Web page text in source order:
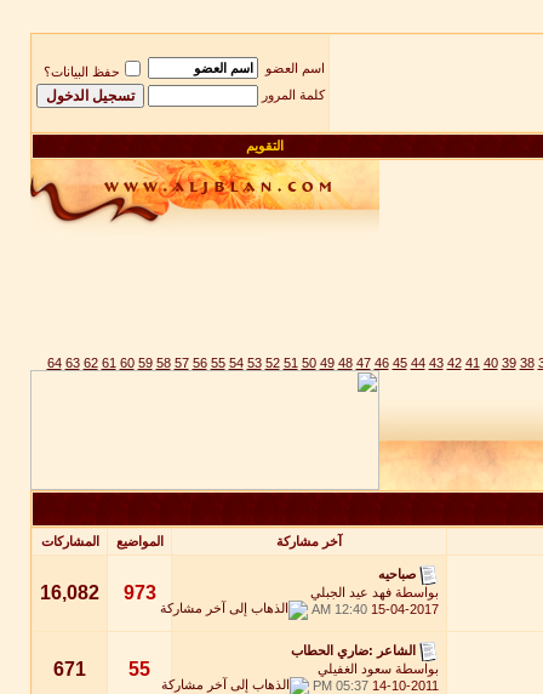
اسم العضو
حفظ البيانات؟
كلمة المرور
التقويم
38
39
40
41
42
43
44
45
46
47
48
49
50
51
52
53
54
55
56
57
58
59
60
61
62
63
64
آخر مشاركة المواضيع المشاركات
صباحيه
بواسطة فهد عيد الجبلي
15-04-2017
12:40 AM
973
16,082
الشاعر :ضاري الحطاب
بواسطة سعود الغفيلي
14-10-2011
05:37 PM
55
671